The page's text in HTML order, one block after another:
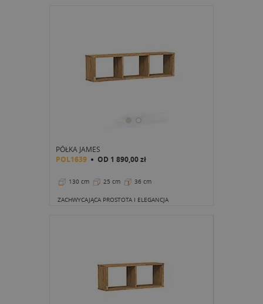
PÓŁKA JAMES
POL1639 OD 1 890,00 zł
130 cm 25 cm 36 cm
ZACHWYCAJĄCA PROSTOTA I ELEGANCJA